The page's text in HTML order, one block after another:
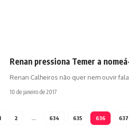
Renan pressiona Temer a
Renan Calheiros não quer nem ouvir
10 de janeiro de 2017
2 … 634 635 636 637